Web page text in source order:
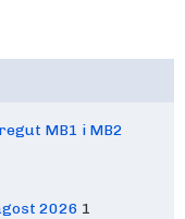
MB1 i MB2
2026 1